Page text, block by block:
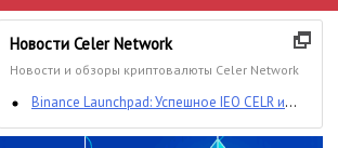
Новости Celer Network
Новости и обзоры криптовалюты Celer Network
Binance Launchpad: Успешное IEO CELR и